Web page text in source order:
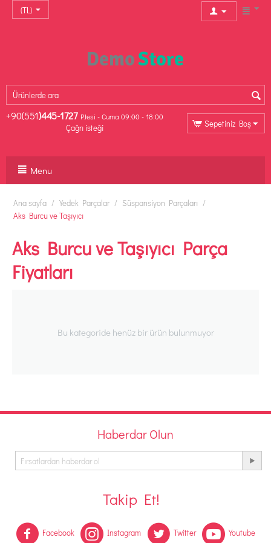
(TL)
+90(551)445-1727 P.tesi - Cuma 09:00 - 18:00
Çağrı isteği Sepetiniz Boş
Menu
Ana sayfa / Yedek Parçalar / Süspansiyon Parçaları /
Aks Burcu ve Taşıyıcı
Aks Burcu ve Taşıyıcı Parça
Fiyatları
Bu kategoride henüz bir ürün bulunmuyor
Haberdar Olun
Takip Et!
Facebook Instagram Twitter Youtube